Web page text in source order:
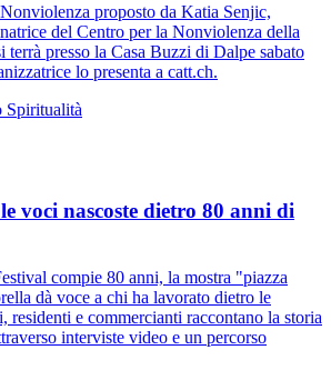
proposto da Katia Senjic,
del Centro per la Nonviolenza della
terrà presso la Casa Buzzi di Dalpe sabato
lo presenta a catt.ch.
Spiritualità
voci nascoste dietro 80 anni di
compie 80 anni, la mostra "piazza
dà voce a chi ha lavorato dietro le
residenti e commercianti raccontano la storia
interviste video e un percorso